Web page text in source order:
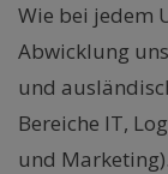
Wie bei jedem
Abwicklung
und
Bereiche IT,
und